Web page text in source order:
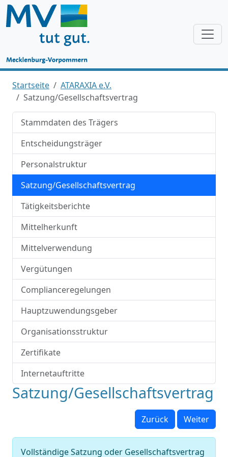
Startseite
ATARAXIA e.V.
Satzung/Gesellschaftsvertrag
Stammdaten des Trägers
Entscheidungsträger
Personalstruktur
Satzung/Gesellschaftsvertrag
Tätigkeitsberichte
Mittelherkunft
Mittelverwendung
Vergütungen
Complianceregelungen
Hauptzuwendungsgeber
Organisationsstruktur
Zertifikate
Internetauftritte
Satzung/Gesellschaftsvertrag
Zurück Weiter
Vollständige Satzung oder Gesellschaftsvertrag